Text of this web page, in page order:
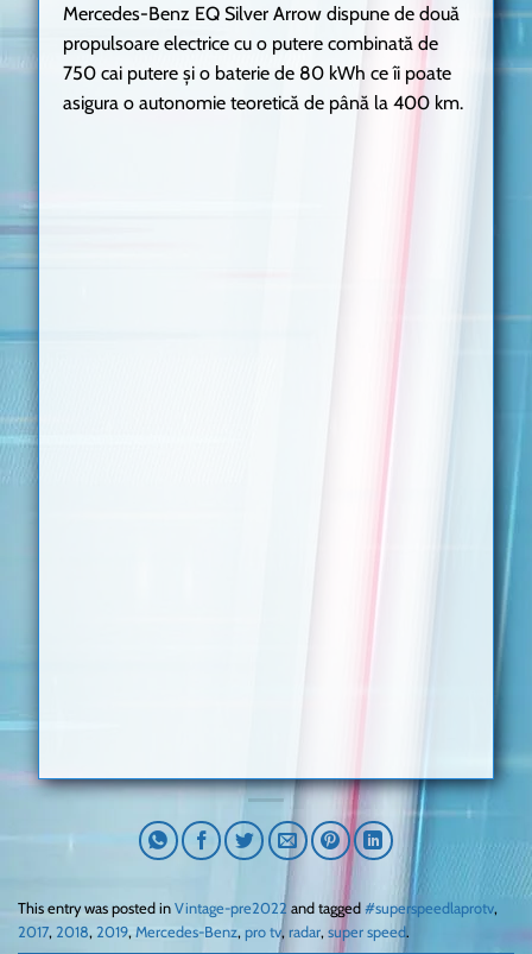
Mercedes-Benz EQ Silver Arrow dispune de două
propulsoare electrice cu o putere combinată de
750 cai putere și o baterie de 80 kWh ce îi poate
asigura o autonomie teoretică de până la 400 km.
This entry was posted in Vintage-pre2022 and tagged #superspeedlaprotv,
2017, 2018, 2019, Mercedes-Benz, pro tv, radar, super speed.